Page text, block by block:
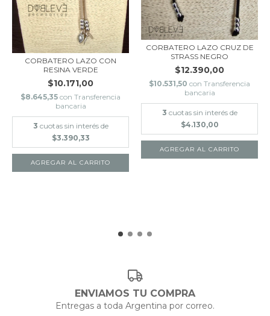
CORBATERO LAZO CON
RESINA VERDE
$10.171,00
$8.645,35 con Transferencia
bancaria
3 cuotas sin interés de
$3.390,33
CORBATERO LAZO CRUZ DE
STRASS NEGRO
$12.390,00
$10.531,50 con Transferencia
bancaria
3 cuotas sin interés de
$4.130,00
ENVIAMOS TU COMPRA
Entregas a toda Argentina por correo.